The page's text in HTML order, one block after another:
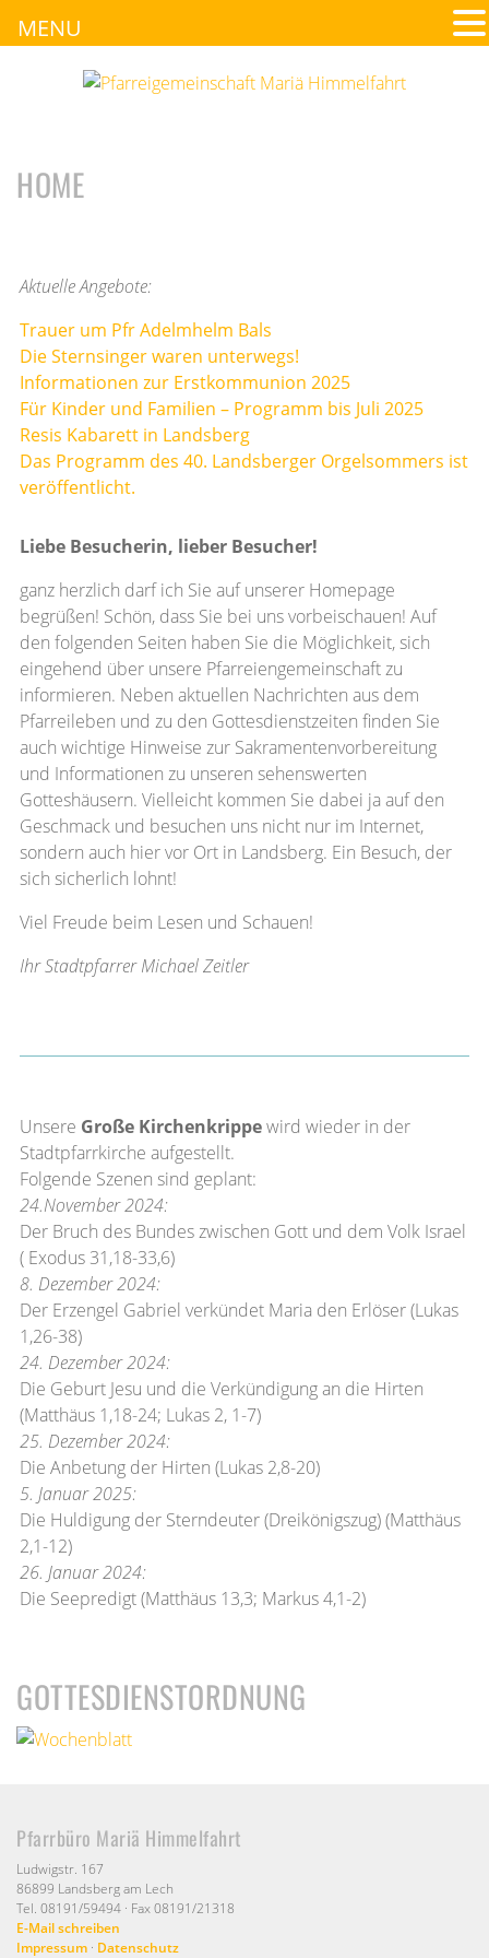
HOME
Aktuelle Angebote:
Trauer um Pfr Adelmhelm Bals
Die Sternsinger waren unterwegs!
Informationen zur Erstkommunion 2025
Für Kinder und Familien – Programm bis Juli 2025
Resis Kabarett in Landsberg
Das Programm des 40. Landsberger Orgelsommers ist
veröffentlicht.
Liebe Besucherin, lieber Besucher!
ganz herzlich darf ich Sie auf unserer Homepage
begrüßen! Schön, dass Sie bei uns vorbeischauen! Auf
den folgenden Seiten haben Sie die Möglichkeit, sich
eingehend über unsere Pfarreiengemeinschaft zu
informieren. Neben aktuellen Nachrichten aus dem
Pfarreileben und zu den Gottesdienstzeiten finden Sie
auch wichtige Hinweise zur Sakramentenvorbereitung
und Informationen zu unseren sehenswerten
Gotteshäusern. Vielleicht kommen Sie dabei ja auf den
Geschmack und besuchen uns nicht nur im Internet,
sondern auch hier vor Ort in Landsberg. Ein Besuch, der
sich sicherlich lohnt!
Viel Freude beim Lesen und Schauen!
Ihr Stadtpfarrer Michael Zeitler
Unsere Große Kirchenkrippewird wieder in der
Stadtpfarrkirche aufgestellt.
Folgende Szenen sind geplant:
24.November 2024:
Der Bruch des Bundes zwischen Gott und dem Volk Israel
( Exodus 31,18-33,6)
8. Dezember 2024:
Der Erzengel Gabriel verkündet Maria den Erlöser (Lukas
1,26-38)
24. Dezember 2024:
Die Geburt Jesu und die Verkündigung an die Hirten
(Matthäus 1,18-24; Lukas 2, 1-7)
25. Dezember 2024:
Die Anbetung der Hirten (Lukas 2,8-20)
5. Januar 2025:
Die Huldigung der Sterndeuter (Dreikönigszug) (Matthäus
2,1-12)
26. Januar 2024:
Die Seepredigt (Matthäus 13,3; Markus 4,1-2)
GOTTESDIENSTORDNUNG
Pfarrbüro Mariä Himmelfahrt
Ludwigstr. 167
86899 Landsberg am Lech
Tel. 08191/59494 · Fax 08191/21318
E-Mail schreiben
Impressum · Datenschutz
MENU